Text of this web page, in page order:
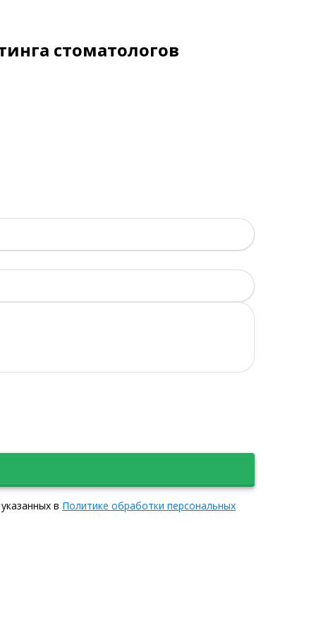
стоматологов
в Политике обработки персональных